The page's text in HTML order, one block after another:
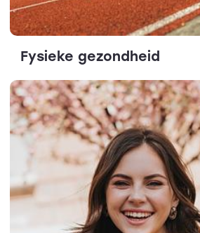
Fysieke gezondheid